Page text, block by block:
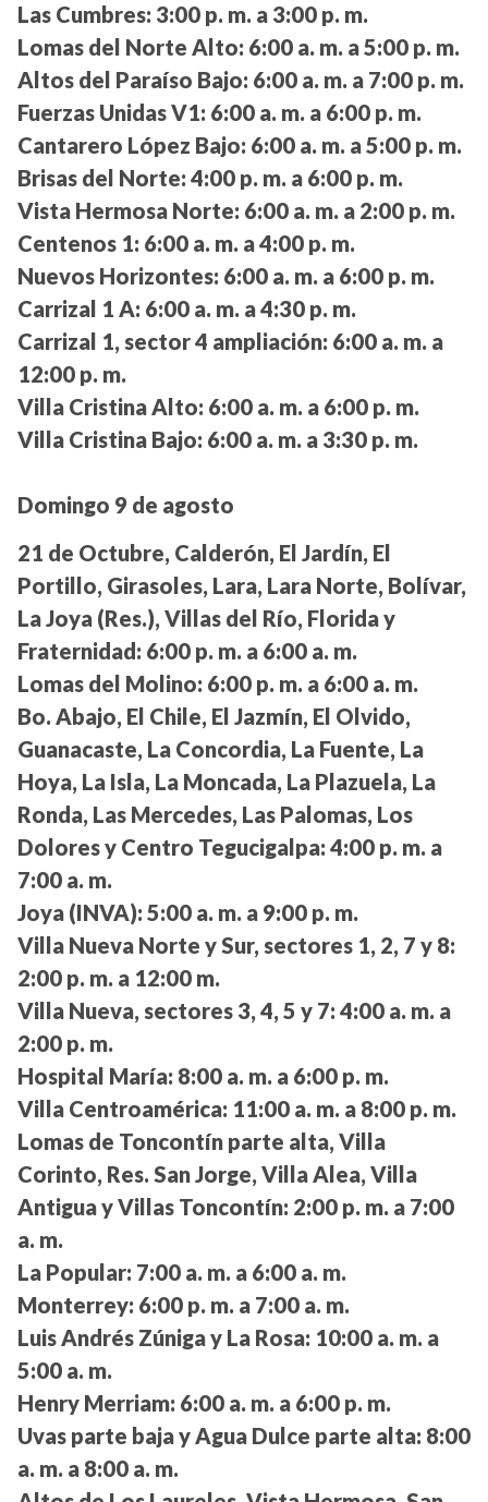
Las Cumbres: 3:00 p. m. a 3:00 p. m.
Lomas del Norte Alto: 6:00 a. m. a 5:00 p. m.
Altos del Paraíso Bajo: 6:00 a. m. a 7:00 p. m.
Fuerzas Unidas V1: 6:00 a. m. a 6:00 p. m.
Cantarero López Bajo: 6:00 a. m. a 5:00 p. m.
Brisas del Norte: 4:00 p. m. a 6:00 p. m.
Vista Hermosa Norte: 6:00 a. m. a 2:00 p. m.
Centenos 1: 6:00 a. m. a 4:00 p. m.
Nuevos Horizontes: 6:00 a. m. a 6:00 p. m.
Carrizal 1 A: 6:00 a. m. a 4:30 p. m.
Carrizal 1, sector 4 ampliación: 6:00 a. m. a
12:00 p. m.
Villa Cristina Alto: 6:00 a. m. a 6:00 p. m.
Villa Cristina Bajo: 6:00 a. m. a 3:30 p. m.
Domingo 9 de agosto
21 de Octubre, Calderón, El Jardín, El
Portillo, Girasoles, Lara, Lara Norte, Bolívar,
La Joya (Res.), Villas del Río, Florida y
Fraternidad: 6:00 p. m. a 6:00 a. m.
Lomas del Molino: 6:00 p. m. a 6:00 a. m.
Bo. Abajo, El Chile, El Jazmín, El Olvido,
Guanacaste, La Concordia, La Fuente, La
Hoya, La Isla, La Moncada, La Plazuela, La
Ronda, Las Mercedes, Las Palomas, Los
Dolores y Centro Tegucigalpa: 4:00 p. m. a
7:00 a. m.
Joya (INVA): 5:00 a. m. a 9:00 p. m.
Villa Nueva Norte y Sur, sectores 1, 2, 7 y 8:
2:00 p. m. a 12:00 m.
Villa Nueva, sectores 3, 4, 5 y 7: 4:00 a. m. a
2:00 p. m.
Hospital María: 8:00 a. m. a 6:00 p. m.
Villa Centroamérica: 11:00 a. m. a 8:00 p. m.
Lomas de Toncontín parte alta, Villa
Corinto, Res. San Jorge, Villa Alea, Villa
Antigua y Villas Toncontín: 2:00 p. m. a 7:00
a. m.
La Popular: 7:00 a. m. a 6:00 a. m.
Monterrey: 6:00 p. m. a 7:00 a. m.
Luis Andrés Zúniga y La Rosa: 10:00 a. m. a
5:00 a. m.
Henry Merriam: 6:00 a. m. a 6:00 p. m.
Uvas parte baja y Agua Dulce parte alta: 8:00
a. m. a 8:00 a. m.